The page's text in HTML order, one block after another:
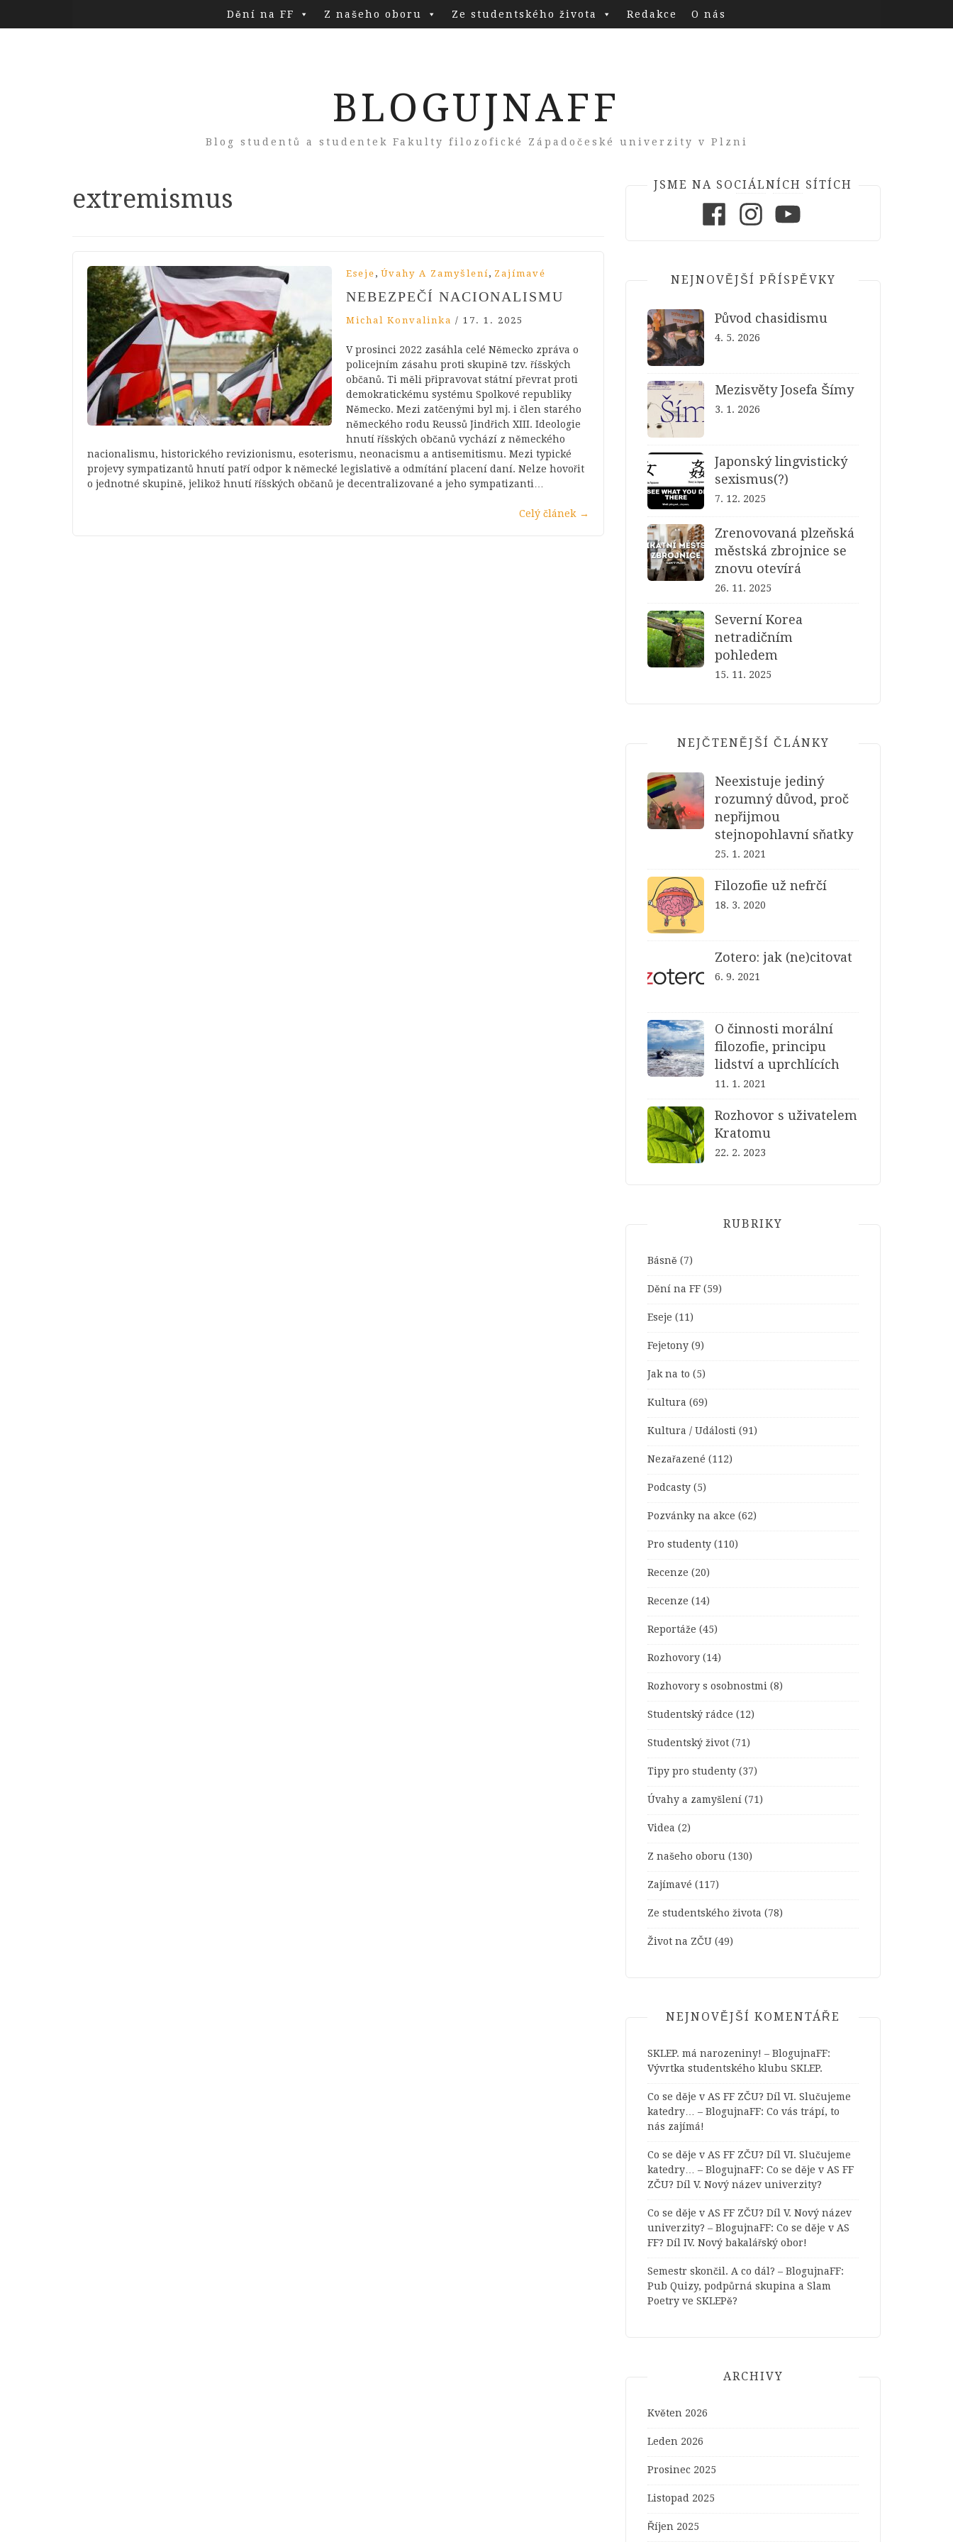
Dění na FF Z našeho oboru Ze studentského života Redakce O nás
BLOGUJNAFF
Blog studentů a studentek Fakulty filozofické Západočeské univerzity v Plzni
Tag:
extremismus
Eseje , Úvahy A Zamyšlení, Zajímavé
NEBEZPEČÍ NACIONALISMU
Michal Konvalinka / 17. 1. 2025
V prosinci 2022 zasáhla celé Německo zpráva o
policejním zásahu proti skupině tzv. říšských
občanů. Ti měli připravovat státní převrat proti
demokratickému systému Spolkové republiky
Německo. Mezi zatčenými byl mj. i člen starého
německého rodu Reussů Jindřich XIII. Ideologie
hnutí říšských občanů vychází z německého
nacionalismu, historického revizionismu, esoterismu, neonacismu a antisemitismu. Mezi typické
projevy sympatizantů hnutí patří odpor k německé legislativě a odmítání placení daní. Nelze hovořit
o jednotné skupině, jelikož hnutí říšských občanů je decentralizované a jeho sympatizanti…
Celý článek →
JSME NA SOCIÁLNÍCH SÍTÍCH
NEJNOVĚJŠÍ PŘÍSPĚVKY
Původ chasidismu
4. 5. 2026
Mezisvěty Josefa Šímy
3. 1. 2026
Japonský lingvistický
sexismus(?)
7. 12. 2025
Zrenovovaná plzeňská
městská zbrojnice se
znovu otevírá
26. 11. 2025
Severní Korea
netradičním
pohledem
15. 11. 2025
NEJČTENĚJŠÍ ČLÁNKY
Neexistuje jediný
rozumný důvod, proč
nepřijmou
stejnopohlavní sňatky
25. 1. 2021
Filozofie už nefrčí
18. 3. 2020
Zotero: jak (ne)citovat
6. 9. 2021
O činnosti morální
filozofie, principu
lidství a uprchlících
11. 1. 2021
Rozhovor s uživatelem
Kratomu
22. 2. 2023
RUBRIKY
Básně (7)
Dění na FF (59)
Eseje (11)
Fejetony (9)
Jak na to (5)
Kultura (69)
Kultura / Události (91)
Nezařazené (112)
Podcasty (5)
Pozvánky na akce (62)
Pro studenty (110)
Recenze (20)
Recenze (14)
Reportáže (45)
Rozhovory (14)
Rozhovory s osobnostmi (8)
Studentský rádce (12)
Studentský život (71)
Tipy pro studenty (37)
Úvahy a zamyšlení (71)
Videa (2)
Z našeho oboru (130)
Zajímavé (117)
Ze studentského života (78)
Život na ZČU (49)
NEJNOVĚJŠÍ KOMENTÁŘE
SKLEP. má narozeniny! – BlogujnaFF:
Vývrtka studentského klubu SKLEP.
Co se děje v AS FF ZČU? Díl VI. Slučujeme
katedry… – BlogujnaFF: Co vás trápí, to
nás zajímá!
Co se děje v AS FF ZČU? Díl VI. Slučujeme
katedry… – BlogujnaFF: Co se děje v AS FF
ZČU? Díl V. Nový název univerzity?
Co se děje v AS FF ZČU? Díl V. Nový název
univerzity? – BlogujnaFF: Co se děje v AS
FF? Díl IV. Nový bakalářský obor!
Semestr skončil. A co dál? – BlogujnaFF:
Pub Quizy, podpůrná skupina a Slam
Poetry ve SKLEPě?
ARCHIVY
Květen 2026
Leden 2026
Prosinec 2025
Listopad 2025
Říjen 2025